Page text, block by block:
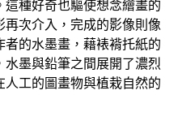
種好奇也驅使想念繪畫的
次介入，完成的影像則像
的水墨畫，藉裱褙托紙的
墨與鉛筆之間展開了濃烈
工的圖畫物與植栽自然的